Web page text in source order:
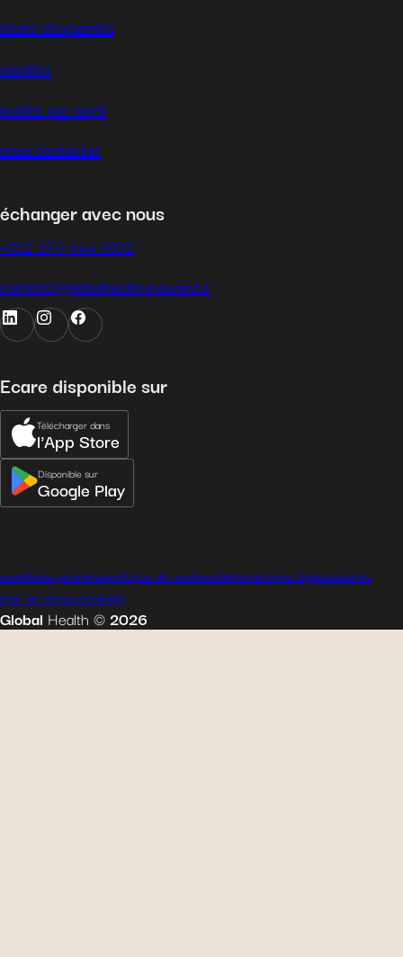
récits d’expatriés
carrière
guides par pays
nous contacter
échanger avec nous
+352 270 444 1002
contact@globalhealth.insurance
Ecare disponible sur
Télécharger dans
l'App Store
Disponible sur
Google Play
Global Health ©2026
conditions généralespolitique de confidentialitémentions légalescookies
plan de siteaccessibilité